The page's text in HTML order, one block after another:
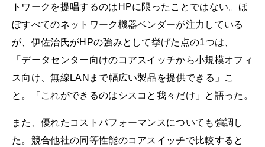
トワークを提唱するのはHPに限ったことではない。ほ
ぼすべてのネットワーク機器ベンダーが注力している
が、伊佐治氏がHPの強みとして挙げた点の1つは、
「データセンター向けのコアスイッチから小規模オフィ
ス向け、無線LANまで幅広い製品を提供できる」こ
と。「これができるのはシスコと我々だけ」と語った。
また、優れたコストパフォーマンスについても強調し
た。競合他社の同等性能のコアスイッチで比較すると